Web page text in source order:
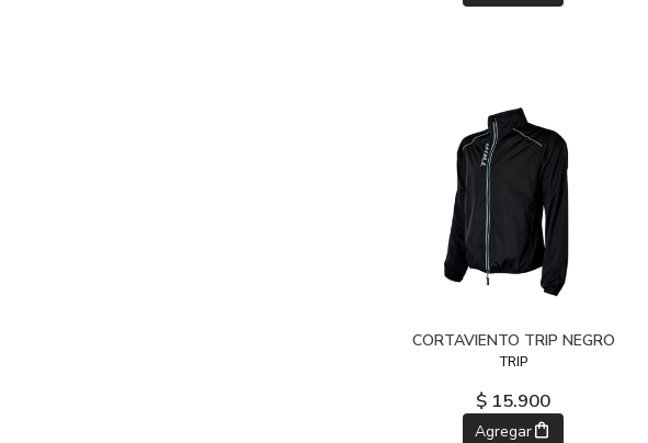
CORTAVIENTO TRIP NEGRO
TRIP
$ 15.900
Agregar